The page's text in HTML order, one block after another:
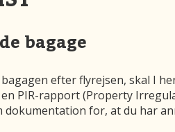
bagage
efter flyrejsen, skal I
PIR-rapport (Property
dokumentation for, at du har